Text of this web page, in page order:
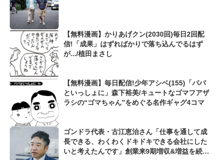
【無料漫画】かりあげクン(2030回)毎日2回配
信!「成果」はずればかりで落ち込んでるはず
が.../植田まさし
【無料漫画】毎日配信!少年アシベ(155)「パパ
といっしょに」森下裕美/キュートなゴマフアザ
ラシの“ゴマちゃん”をめぐる名作ギャグ4コマ
ゴンドラ代表・古江恵治さん「仕事を通して成
長できる、わくわくドキドキできる会社にした
いと考えたんです」創業来9期増収&増益を続け